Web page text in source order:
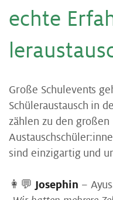
ech­te
Große Schulevents
Schüleraustausch in
zählen zu den
sind einzigartig und
👩💬 Josephin –